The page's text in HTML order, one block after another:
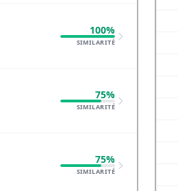
100%
SIMILARITÉ
75%
SIMILARITÉ
75%
SIMILARITÉ